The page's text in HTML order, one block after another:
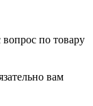
по товару
вам